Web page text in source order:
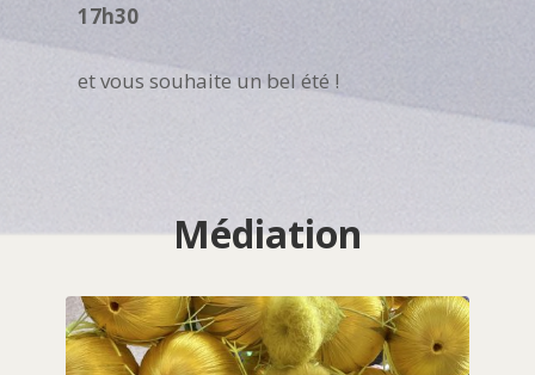
17h30
et vous souhaite un bel été !
Médiation